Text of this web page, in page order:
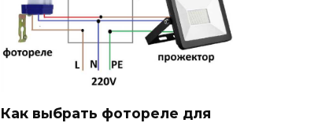
Как выбрать фотореле для